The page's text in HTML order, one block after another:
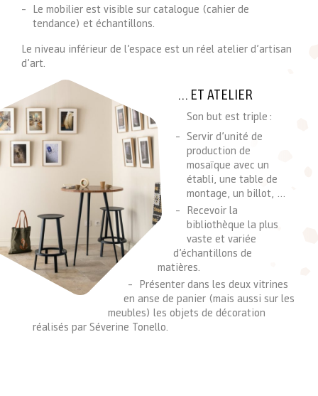
SOL
VOLUME
CARREAUX
Le mobilier est visible sur catalogue (cahier de
tendance) et échantillons.
Le niveau inférieur de l’espace est un réel atelier d’artisan
d’art.
… ET ATELIER
Son but est triple :
Servir d’unité de
production de
mosaïque avec un
établi, une table de
montage, un billot, …
Recevoir la
bibliothèque la plus
vaste et variée
d’échantillons de
matières.
Présenter dans les deux vitrines
en anse de panier (mais aussi sur les
meubles) les objets de décoration
réalisés par Séverine Tonello.